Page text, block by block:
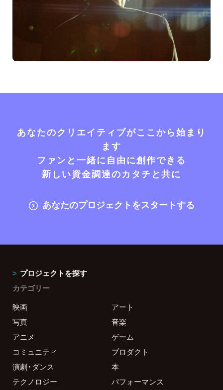
あなたのクリエイティブがここから始まり
ます
ファンと一緒に自由に創作できる
新しい資金調達のカタチと共に
あなたのプロジェクトをスタートする
プロジェクトを探す
カテゴリー
映画
アート
写真
音楽
アニメ
ゲーム
コミュニティ
プロダクト
演劇・ダンス
本
テクノロジー
パフォーマンス